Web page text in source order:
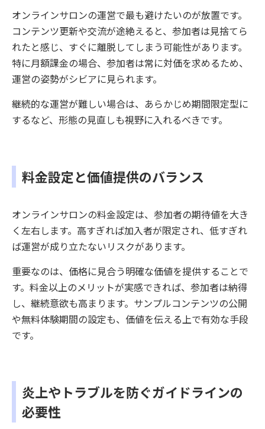
オンラインサロンの運営で最も避けたいのが放置です。
コンテンツ更新や交流が途絶えると、参加者は見捨てら
れたと感じ、すぐに離脱してしまう可能性があります。
特に月額課金の場合、参加者は常に対価を求めるため、
運営の姿勢がシビアに見られます。
継続的な運営が難しい場合は、あらかじめ期間限定型に
するなど、形態の見直しも視野に入れるべきです。
料金設定と価値提供のバランス
オンラインサロンの料金設定は、参加者の期待値を大き
く左右します。高すぎれば加入者が限定され、低すぎれ
ば運営が成り立たないリスクがあります。
重要なのは、価格に見合う明確な価値を提供することで
す。料金以上のメリットが実感できれば、参加者は納得
し、継続意欲も高まります。サンプルコンテンツの公開
や無料体験期間の設定も、価値を伝える上で有効な手段
です。
炎上やトラブルを防ぐガイドラインの
必要性